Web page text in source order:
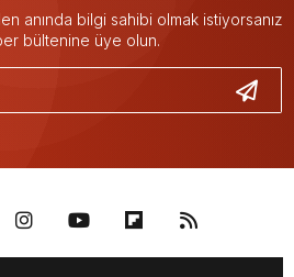
anında bilgi sahibi olmak istiyorsanız
bültenine üye olun.